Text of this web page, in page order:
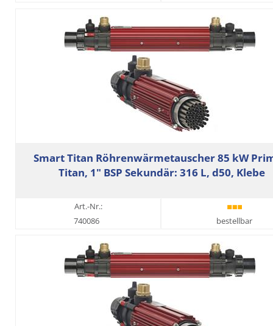
Smart Titan Röhrenwärmetauscher 85 kW
Titan, 1" BSP Sekundär: 316 L, d50, Klebe
Art.-Nr.:
740086
bestellbar